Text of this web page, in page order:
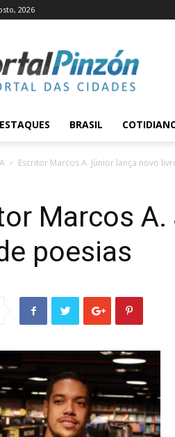
2026
BRASIL
Escritor Marcos A. Júnior lança novo
Marcos
poesias